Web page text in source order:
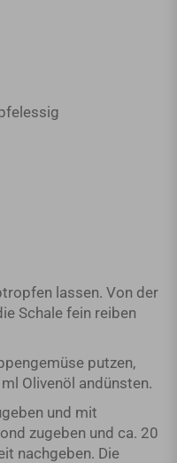
lassen. Von der
Schale fein reiben
putzen,
Olivenöl andünsten.
und mit
zugeben und ca. 20
nachgeben. Die